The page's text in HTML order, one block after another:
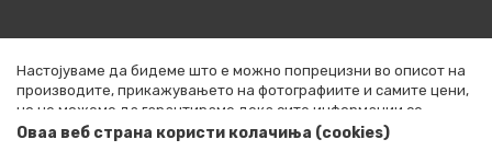
Настојуваме да бидеме што е можно попрецизни во описот на
производите, прикажувањето на фотографиите и самите цени,
но не можеме да гарантираме дека сите информации се
комплетни и без грешки. Сите артикли прикажани на сајтот се
Оваа веб страна користи колачиња (cookies)